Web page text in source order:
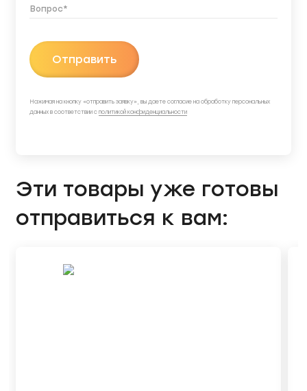
Отправить
Нажимая на кнопку «отправить заявку», вы даете согласие на обработку персональных
данных в соответствии с политикой конфиденциальности
Эти товары уже готовы
отправиться к вам: